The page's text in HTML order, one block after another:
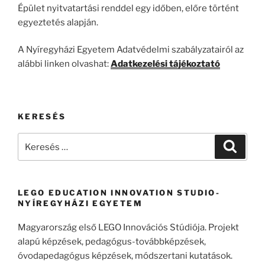
Épület nyitvatartási renddel egy időben, előre történt
egyeztetés alapján.
A Nyíregyházi Egyetem Adatvédelmi szabályzatairól az
alábbi linken olvashat:Adatkezelési tájékoztató
KERESÉS
LEGO EDUCATION INNOVATION STUDIO-
NYÍREGYHÁZI EGYETEM
Magyarország első LEGO Innovációs Stúdiója. Projekt
alapú képzések, pedagógus-továbbképzések,
óvodapedagógus képzések, módszertani kutatások.